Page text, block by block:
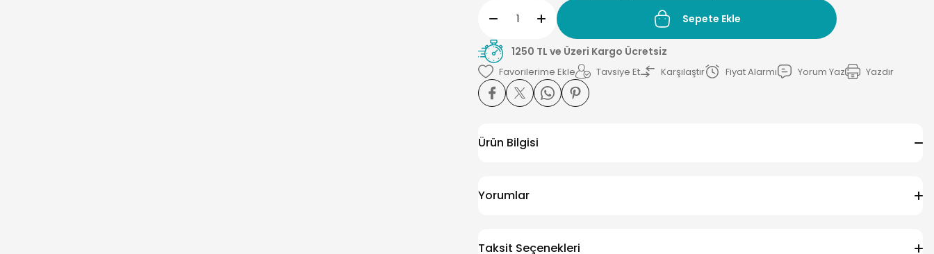
Sepete Ekle
1250 TL ve Üzeri Kargo Ücretsiz
Tavsiye Et Karşılaştır Fiyat Alarmı Yorum Yaz Yazdır
Ürün Bilgisi
Yorumlar
Taksit Seçenekleri